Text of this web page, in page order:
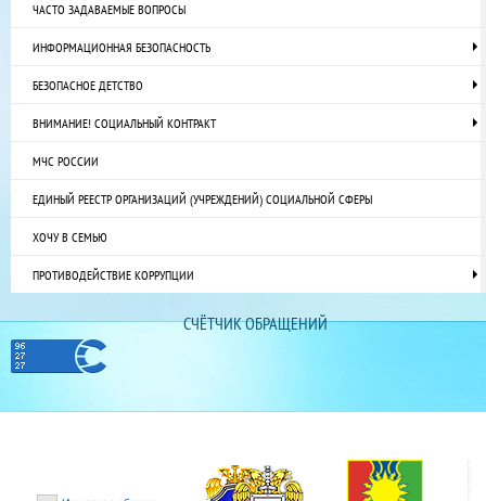
ЧАСТО ЗАДАВАЕМЫЕ ВОПРОСЫ
ИНФОРМАЦИОННАЯ БЕЗОПАСНОСТЬ
БЕЗОПАСНОЕ ДЕТСТВО
ВНИМАНИЕ! СОЦИАЛЬНЫЙ КОНТРАКТ
МЧС РОССИИ
ЕДИНЫЙ РЕЕСТР ОРГАНИЗАЦИЙ (УЧРЕЖДЕНИЙ) СОЦИАЛЬНОЙ СФЕРЫ
ХОЧУ В СЕМЬЮ
ПРОТИВОДЕЙСТВИЕ КОРРУПЦИИ
СЧЁТЧИК ОБРАЩЕНИЙ